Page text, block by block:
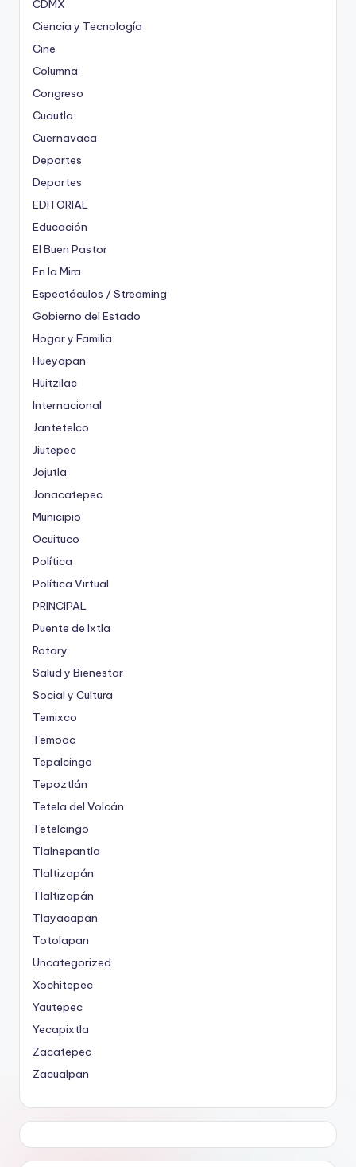
CDMX
Ciencia y Tecnología
Cine
Columna
Congreso
Cuautla
Cuernavaca
Deportes
Deportes
EDITORIAL
Educación
El Buen Pastor
En la Mira
Espectáculos / Streaming
Gobierno del Estado
Hogar y Familia
Hueyapan
Huitzilac
Internacional
Jantetelco
Jiutepec
Jojutla
Jonacatepec
Municipio
Ocuituco
Política
Política Virtual
PRINCIPAL
Puente de Ixtla
Rotary
Salud y Bienestar
Social y Cultura
Temixco
Temoac
Tepalcingo
Tepoztlán
Tetela del Volcán
Tetelcingo
Tlalnepantla
Tlaltizapán
Tlaltizapán
Tlayacapan
Totolapan
Uncategorized
Xochitepec
Yautepec
Yecapixtla
Zacatepec
Zacualpan